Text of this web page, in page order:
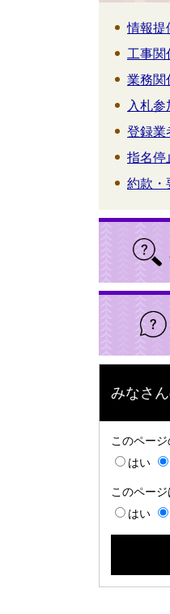
情報提
工事関
業務関
入札
登録業
指名停
約款・
みなさ
このペー
はい
このペー
はい